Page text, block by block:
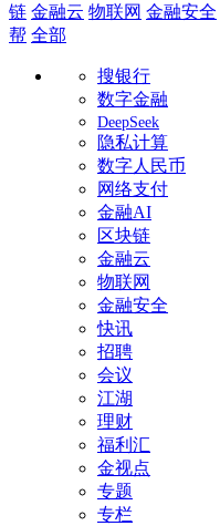
链 金融云 物联网 金融安全
帮 全部
搜银行
数字金融
DeepSeek
隐私计算
数字人民币
网络支付
金融AI
区块链
金融云
物联网
金融安全
快讯
招聘
会议
江湖
理财
福利汇
金视点
专题
专栏